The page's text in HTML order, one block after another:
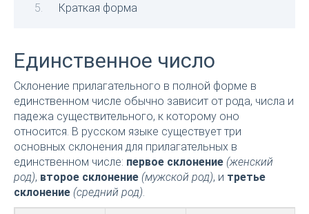
Краткая форма
Единственное число
Склонение прилагательного в полной форме в
единственном числе обычно зависит от рода, числа и
падежа существительного, к которому оно
относится. В русском языке существует три
основных склонения для прилагательных в
единственном числе: первое склонение (женский
род), второе склонение (мужской род), и третье
склонение (средний род).